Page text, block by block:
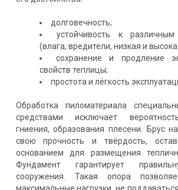
долговечность;
устойчивость к
(влага, вредители, низкая и
сохранение и продление
свойств теплицы;
простота и лёгкость
Обработка пиломатериала
средствами исключает
гниения, образования плесени. Брус
свою прочность и твёрдость,
основанием для размещения
Фундамент гарантирует
сооружения. Такая опора